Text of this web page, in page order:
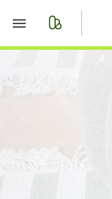
Anzeige